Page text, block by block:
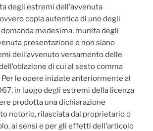
degli estremi dell’avvenuta
copia autentica di uno degli
medesima, munita degli
presentazione e non siano
dell’avvenuto versamento delle
di cui al sesto comma
Per le opere iniziate anteriormente al
in luogo degli estremi della licenza
prodotta una dichiarazione
notorio, rilasciata dal proprietario o
ai sensi e per gli effetti dell’articolo